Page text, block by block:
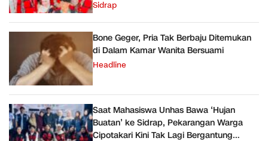
Sidrap
Bone Geger, Pria Tak Berbaju Ditemukan
di Dalam Kamar Wanita Bersuami
Headline
Saat Mahasiswa Unhas Bawa ‘Hujan
Buatan’ ke Sidrap, Pekarangan Warga
Cipotakari Kini Tak Lagi Bergantung